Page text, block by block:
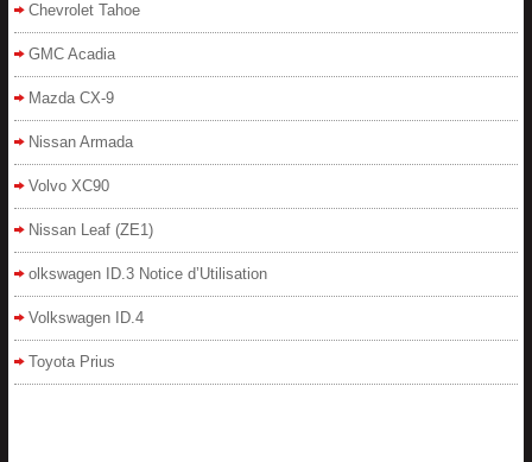
Chevrolet Tahoe
GMC Acadia
Mazda CX-9
Nissan Armada
Volvo XC90
Nissan Leaf (ZE1)
olkswagen ID.3 Notice d’Utilisation
Volkswagen ID.4
Toyota Prius